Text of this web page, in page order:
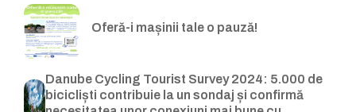
Oferă-i mașinii tale o pauză!
Danube Cycling Tourist Survey 2024: 5.000 de
bicicliști contribuie la un sondaj și confirmă